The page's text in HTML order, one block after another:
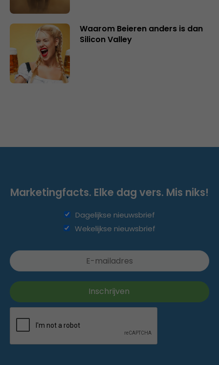
Waarom Beieren anders is dan
Silicon Valley
Marketingfacts. Elke dag vers. Mis niks!
Dagelijkse nieuwsbrief
Wekelijkse nieuwsbrief